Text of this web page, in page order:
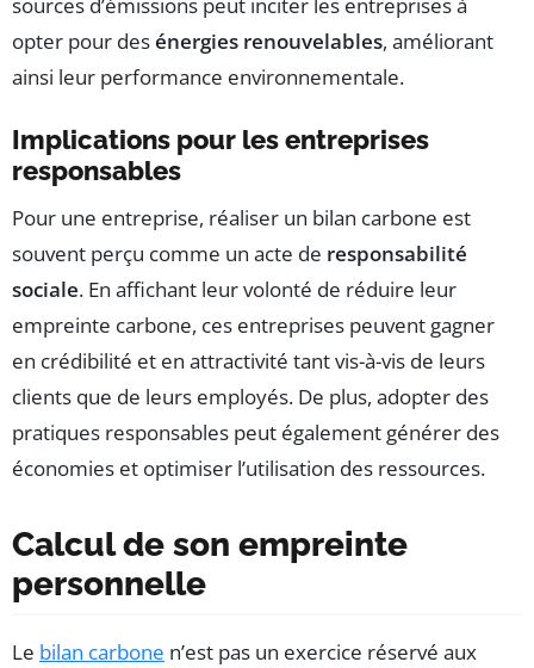
sources d’émissions peut inciter les entreprises à
opter pour desénergies renouvelables, améliorant
ainsi leur performance environnementale.
Implications pour les entreprises
responsables
Pour une entreprise, réaliser un bilan carbone est
souvent perçu comme un acte de responsabilité
sociale. En affichant leur volonté de réduire leur
empreinte carbone, ces entreprises peuvent gagner
en crédibilité et en attractivité tant vis-à-vis de leurs
clients que de leurs employés. De plus, adopter des
pratiques responsables peut également générer des
économies et optimiser l’utilisation des ressources.
Calcul de son empreinte
personnelle
Le bilan carbone n’est pas un exercice réservé aux